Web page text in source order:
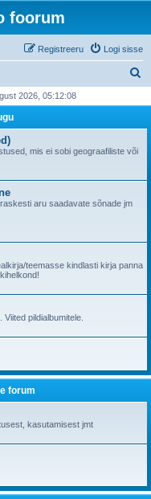
foorum
Logi sisse
Registreeru
i
2026, 05:12:08
mis ei sobi geograafiliste või
aru saadavate sõnade jm
teemasse kindlasti kirja panna
pildialbumitele.
forum
kasutamisest jmt